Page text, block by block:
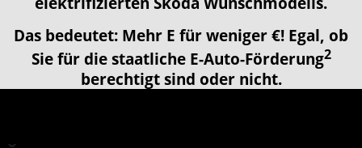
Das bedeutet: Mehr E für weniger €! Egal, ob
Sie für die staatliche E-Auto-Förderung2
berechtigt sind oder nicht.